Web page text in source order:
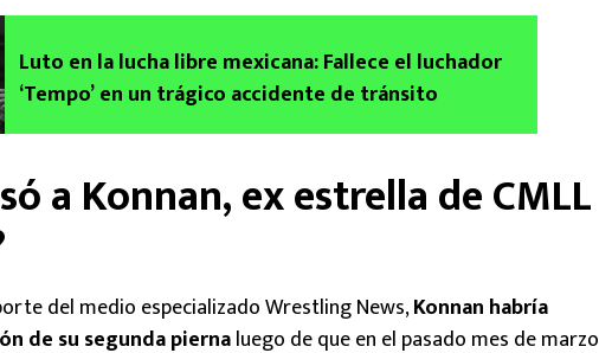
Luto en la lucha libre mexicana: Fallece el luchador
‘Tempo’ en un trágico accidente de tránsito
a Konnan, ex estrella de CMLL
del medio especializado Wrestling News,Konnan habría
de su segunda piernaluego de que en el pasado mes de marzo